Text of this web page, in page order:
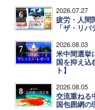
6 2026.07.27
疲労・人間
「ザ・リ
7 2026.08.03
米中間選挙
国を抑え込
ト】
8 2026.08.05
交流重ねる
国包囲網の